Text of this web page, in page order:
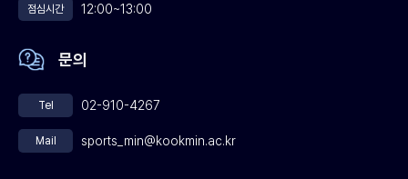
점심시간 12:00~13:00
문의
Tel 02-910-4267
Mail sports_min@kookmin.ac.kr